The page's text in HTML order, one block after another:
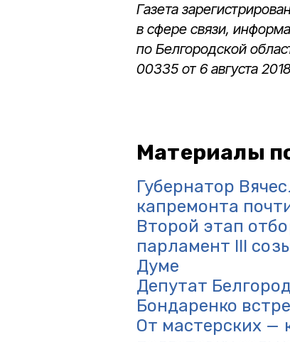
Газета
в сфере связи,
по Белгородской
00335 от 6 августа
Материалы
Губернатор
капремонта
Второй этап
парламент III
Думе
Депутат
Бондаренко
От мастерских —